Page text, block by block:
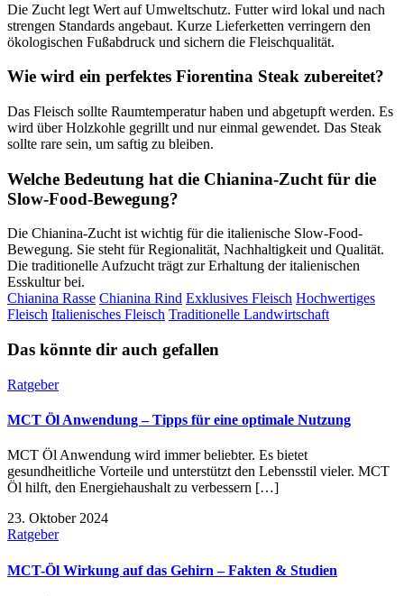
Die Zucht legt Wert auf Umweltschutz. Futter wird lokal und nach
strengen Standards angebaut. Kurze Lieferketten verringern den
ökologischen Fußabdruck und sichern die Fleischqualität.
Wie wird ein perfektes Fiorentina Steak zubereitet?
Das Fleisch sollte Raumtemperatur haben und abgetupft werden. Es
wird über Holzkohle gegrillt und nur einmal gewendet. Das Steak
sollte rare sein, um saftig zu bleiben.
Welche Bedeutung hat die Chianina-Zucht für die
Slow-Food-Bewegung?
Die Chianina-Zucht ist wichtig für die italienische Slow-Food-
Bewegung. Sie steht für Regionalität, Nachhaltigkeit und Qualität.
Die traditionelle Aufzucht trägt zur Erhaltung der italienischen
Esskultur bei.
Chianina Rasse Chianina Rind Exklusives Fleisch Hochwertiges
Fleisch Italienisches Fleisch Traditionelle Landwirtschaft
Das könnte dir auch gefallen
Ratgeber
MCT Öl Anwendung – Tipps für eine optimale Nutzung
MCT Öl Anwendung wird immer beliebter. Es bietet
gesundheitliche Vorteile und unterstützt den Lebensstil vieler. MCT
Öl hilft, den Energiehaushalt zu verbessern […]
23. Oktober 2024
Ratgeber
MCT-Öl Wirkung auf das Gehirn – Fakten & Studien